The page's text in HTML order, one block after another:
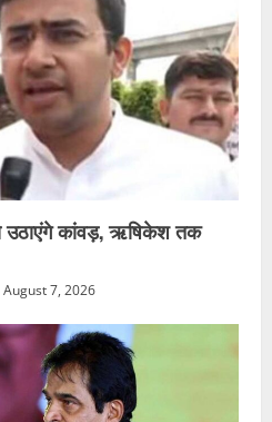
उठाएंगे कांवड़, ऋषिकेश तक
August 7, 2026